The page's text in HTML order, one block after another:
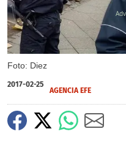
Foto: Diez
2017-02-25
AGENCIA EFE